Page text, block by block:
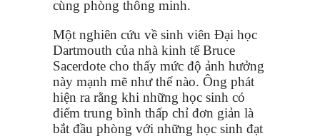
cùng phòng thông minh.
Một nghiên cứu về sinh viên Đại học
Dartmouth của nhà kinh tế Bruce
Sacerdote cho thấy mức độ ảnh hưởng
này mạnh mẽ như thế nào. Ông phát
hiện ra rằng khi những học sinh có
điểm trung bình thấp chỉ đơn giản là
bắt đầu phòng với những học sinh đạt